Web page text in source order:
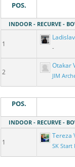
POS.
INDOOR - RECURVE -
1 -
2
Otakar
JIM
POS.
INDOOR - RECURVE -
1
Tereza
SK Start